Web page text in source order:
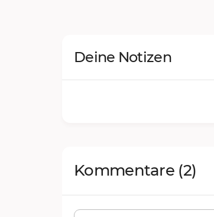
Deine Notizen
Kommentare (2)